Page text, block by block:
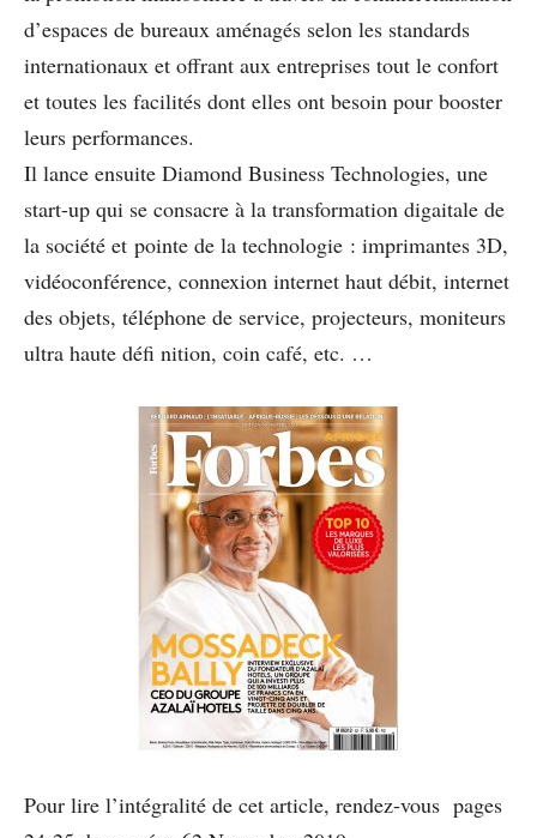
d’espaces de bureaux aménagés selon les standards
internationaux et offrant aux entreprises tout le confort
et toutes les facilités dont elles ont besoin pour booster
leurs performances.
Il lance ensuite Diamond Business Technologies, une
start-up qui se consacre à la transformation digaitale de
la société et pointe de la technologie : imprimantes 3D,
vidéoconférence, connexion internet haut débit, internet
des objets, téléphone de service, projecteurs, moniteurs
ultra haute déﬁ nition, coin café, etc. …
Pour lire l’intégralité de cet article, rendez-vous pages